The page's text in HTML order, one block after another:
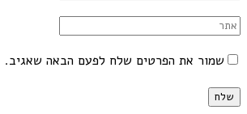
שמור את הפרטים שלח לפעם הבאה שאגיב.